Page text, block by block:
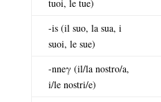
tuoi, le tue)
-is (il suo, la sua, i
suoi, le sue)
-nneγ (il/la nostro/a,
i/le nostri/e)